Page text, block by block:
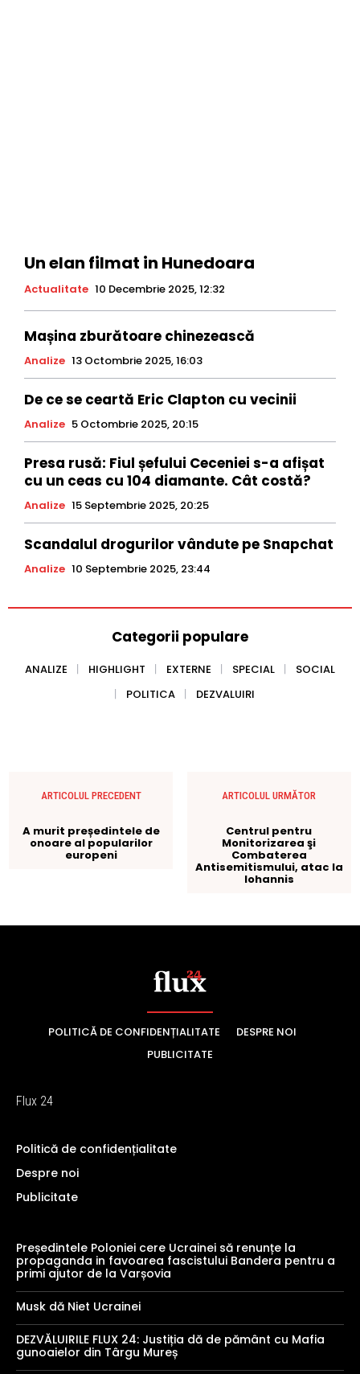
POLITICĂ DE CONFIDENȚIALITATE
DESPRE NOI
PUBLICITATE
Flux 24
Politică de confidențialitate
Despre noi
Publicitate
Președintele Poloniei cere Ucrainei să renunțe la
propaganda in favoarea fascistului Bandera pentru a
primi ajutor de la Varșovia
Musk dă Niet Ucrainei
DEZVĂLUIRILE FLUX 24: Justiția dă de pământ cu Mafia
gunoaielor din Târgu Mureș